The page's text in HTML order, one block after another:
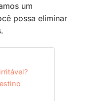
um
possa eliminar